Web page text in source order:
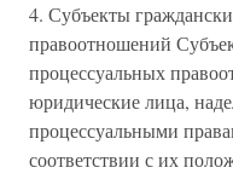
4. Субъекты
правоотношений
процессуальных
юридические лица,
процессуальными
соответствии с их